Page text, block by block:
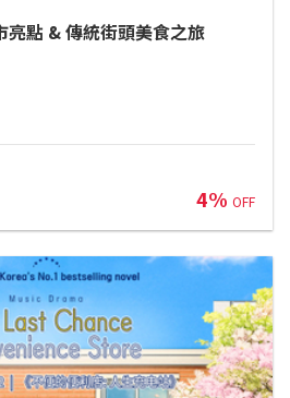
點 & 傳統街頭美食之旅
4% OFF